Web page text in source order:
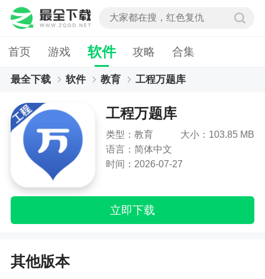
首页 游戏 软件 攻略 合集
最全下载 软件 教育 工程万题库
工程万题库
类型：教育
大小：103.85 MB
语言：简体中文
时间：2026-07-27
立即下载
其他版本